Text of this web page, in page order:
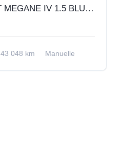
RENAULT MEGANE IV 1.5 BLUE DCI 115CH BUSINESS -21N
43 048 km
Manuelle